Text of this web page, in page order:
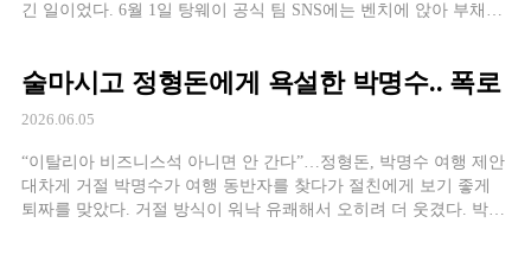
긴 일이었다. 6월 1일 탕웨이 공식 팀 SNS에는 벤치에 앉아 부채로
분의 응원에 진심으로 감사드린다”고 운을 […]
술마시고 정형돈에게 욕설한 박명수.. 폭로
2026.06.05
“이탈리아 비즈니스석 아니면 안 간다”…정형돈, 박명수 여행 제안
대차게 거절 박명수가 여행 동반자를 찾다가 절친에게 보기 좋게
퇴짜를 맞았다. 거절 방식이 워낙 유쾌해서 오히려 더 웃겼다. 박명